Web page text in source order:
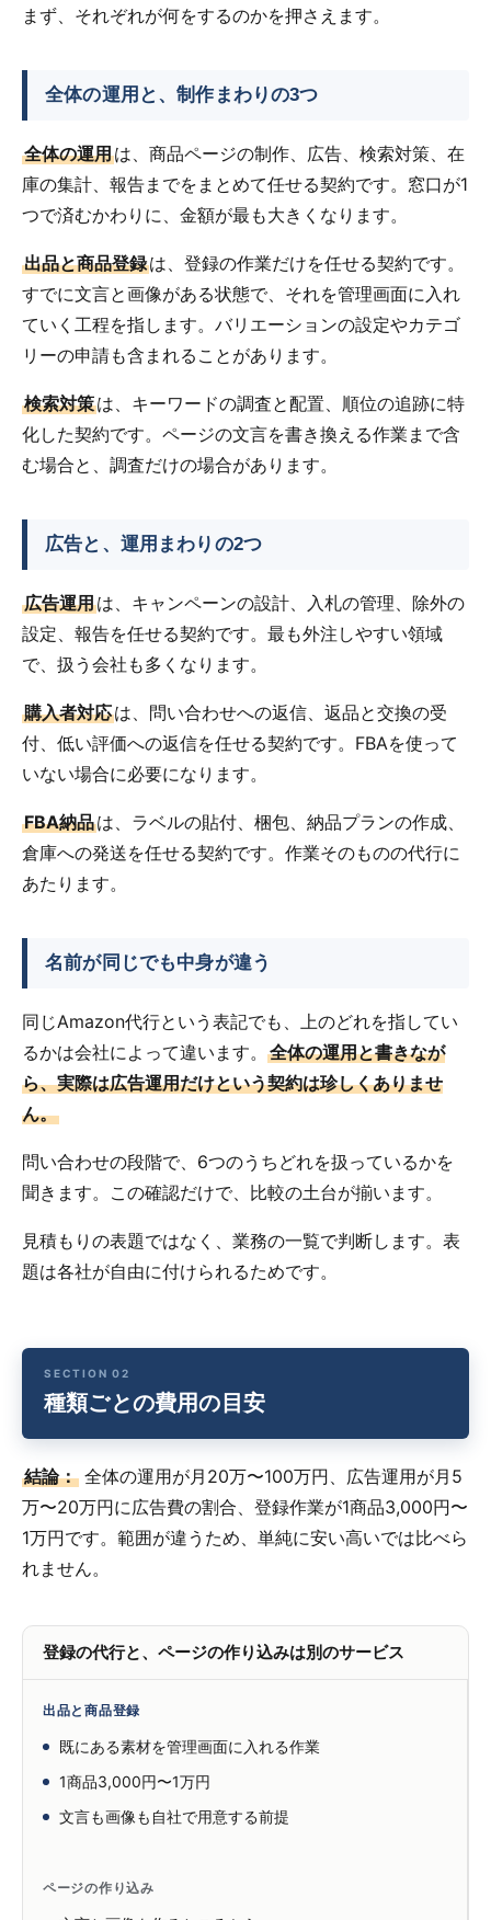
まず、それぞれが何をするのかを押さえます。
全体の運用と、制作まわりの3つ
全体の運用は、商品ページの制作、広告、検索対策、在
庫の集計、報告までをまとめて任せる契約です。窓口が1
つで済むかわりに、金額が最も大きくなります。
出品と商品登録は、登録の作業だけを任せる契約です。
すでに文言と画像がある状態で、それを管理画面に入れ
ていく工程を指します。バリエーションの設定やカテゴ
リーの申請も含まれることがあります。
検索対策は、キーワードの調査と配置、順位の追跡に特
化した契約です。ページの文言を書き換える作業まで含
む場合と、調査だけの場合があります。
広告と、運用まわりの2つ
広告運用は、キャンペーンの設計、入札の管理、除外の
設定、報告を任せる契約です。最も外注しやすい領域
で、扱う会社も多くなります。
購入者対応は、問い合わせへの返信、返品と交換の受
付、低い評価への返信を任せる契約です。FBAを使って
いない場合に必要になります。
FBA納品は、ラベルの貼付、梱包、納品プランの作成、
倉庫への発送を任せる契約です。作業そのものの代行に
あたります。
名前が同じでも中身が違う
同じAmazon代行という表記でも、上のどれを指してい
るかは会社によって違います。 全体の運用と書きなが
ら、実際は広告運用だけという契約は珍しくありませ
ん。
問い合わせの段階で、6つのうちどれを扱っているかを
聞きます。この確認だけで、比較の土台が揃います。
見積もりの表題ではなく、業務の一覧で判断します。表
題は各社が自由に付けられるためです。
種類ごとの費用の目安
結論： 全体の運用が月20万〜100万円、広告運用が月5
万〜20万円に広告費の割合、登録作業が1商品3,000円〜
1万円です。範囲が違うため、単純に安い高いでは比べら
れません。
登録の代行と、ページの作り込みは別のサービス
出品と商品登録
既にある素材を管理画面に入れる作業
1商品3,000円〜1万円
文言も画像も自社で用意する前提
ページの作り込み